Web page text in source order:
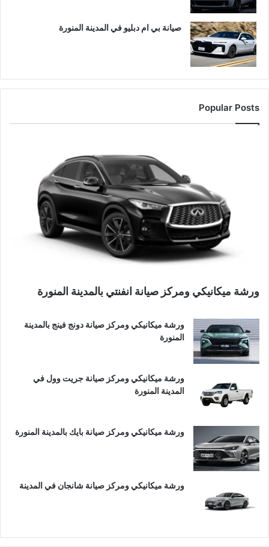
صيانة بي ام دبليو في المدينة المنورة
Popular Posts
ورشة ميكانيكي ومركز صيانة انفنتي بالمدينة المنورة
ورشة ميكانيكي ومركز صيانة دونج فينج بالمدينة
المنورة
ورشة ميكانيكي ومركز صيانة جريت وول في
المدينة المنورة
ورشة ميكانيكي ومركز صيانة بايك بالمدينة المنورة
ورشة ميكانيكي ومركز صيانة شانجان في المدينة